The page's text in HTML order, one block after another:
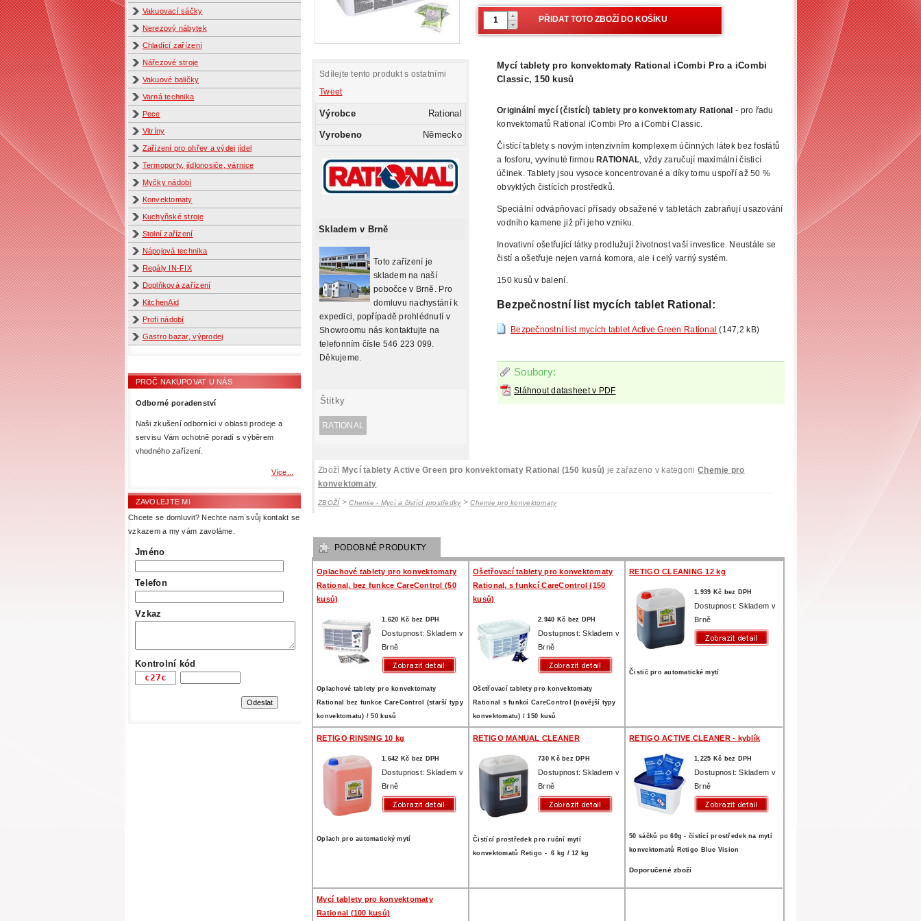
Vakuovací sáčky
Nerezový nábytek
Chladící zařízení
Nářezové stroje
Vakuové baličky
Varná technika
Pece
Vitríny
Zařízení pro ohřev a výdej jídel
Termoporty, jídlonosiče, várnice
Myčky nádobí
Konvektomaty
Kuchyňské stroje
Stolní zařízení
Nápojová technika
Regály IN-FIX
Doplňková zařízení
KitchenAid
Profi nádobí
Gastro bazar, výprodej
PROČ NAKUPOVAT U NÁS
Odborné poradenství
Naši zkušení odborníci v oblasti prodeje a
servisu Vám ochotně poradí s výběrem
vhodného zařízení.
Více...
ZAVOLEJTE MI
Chcete se domluvit? Nechte nam svůj kontakt se
vzkazem a my vám zavoláme.
Jméno
Telefon
Vzkaz
Kontrolní kód
Sdílejte tento produkt s ostatními
Tweet
Výrobce Rational
Vyrobeno Německo
Skladem v Brně
Toto zařízení je
skladem na naší
pobočce v Brně. Pro
domluvu nachystání k
expedici, popřípadě prohlédnutí v
Showroomu nás kontaktujte na
telefonním čísle 546 223 099.
Děkujeme.
Štítky
RATIONAL
Mycí tablety pro konvektomaty Rational iCombi Pro a iCombi
Classic, 150 kusů
Originální mycí (čistící) tablety pro konvektomaty Rational - pro řadu
konvektomatů Rational iCombi Pro a iCombi Classic.
Čistící tablety s novým intenzivním komplexem účinných látek bez fosfátů
a fosforu, vyvinuté firmou RATIONAL, vždy zaručují maximální čisticí
účinek. Tablety jsou vysoce koncentrované a díky tomu uspoří až 50 %
obvyklých čistících prostředků.
Speciální odvápňovací přísady obsažené v tabletách zabraňují usazování
vodního kamene již při jeho vzniku.
Inovativní ošetřující látky prodlužují životnost vaší investice. Neustále se
čistí a ošetřuje nejen varná komora, ale i celý varný systém.
150 kusů v balení.
Bezpečnostní list mycích tablet Rational:
Bezpečnostní list mycích tablet Active Green Rational (147,2 kB)
Soubory:
Stáhnout datasheet v PDF
Zboží Mycí tablety Active Green pro konvektomaty Rational (150 kusů) je zařazeno v kategoriiChemie pro
konvektomaty.
ZBOŽÍ >Chemie - Mycí a čistící prostředky>Chemie pro konvektomaty
PODOBNÉ PRODUKTY
Oplachové tablety pro konvektomaty
Rational, bez funkce CareControl (50
kusů)
1.620 Kč bez DPH
Dostupnost: Skladem v
Brně
Oplachové tablety pro konvektomaty
Rational bez funkce CareControl (starší typy
konvektomatu) / 50 kusů
Ošetřovací tablety pro konvektomaty
Rational, s funkcí CareControl (150
kusů)
2.940 Kč bez DPH
Dostupnost: Skladem v
Brně
Ošetřovací tablety pro konvektomaty
Rational s funkcí CareControl (novější typy
konvektomatu) / 150 kusů
RETIGO CLEANING 12 kg
1.939 Kč bez DPH
Dostupnost: Skladem v
Brně
Čistič pro automatické mytí
RETIGO RINSING 10 kg
1.642 Kč bez DPH
Dostupnost: Skladem v
Brně
Oplach pro automatický mytí
RETIGO MANUAL CLEANER
730 Kč bez DPH
Dostupnost: Skladem v
Brně
Čistící prostředek pro ruční mytí
konvektomatů Retigo - 6 kg / 12 kg
RETIGO ACTIVE CLEANER - kyblík
1.225 Kč bez DPH
Dostupnost: Skladem v
Brně
50 sáčků po 60g - čistící prostředek na mytí
konvektomatů Retigo Blue Vision
Doporučené zboží
Mycí tablety pro konvektomaty
Rational (100 kusů)